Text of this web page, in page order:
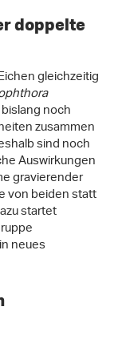
doppelte
gleichzeitig
noch
zusammen
sind noch
Auswirkungen
gravierender
von beiden statt
startet
neues